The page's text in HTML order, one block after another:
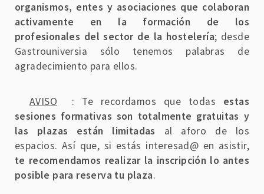
organismos, entes y asociaciones que colaboran
activamente en la formación de los
profesionales del sector de la hostelería; desde
Gastrouniversia sólo tenemos palabras de
agradecimiento para ellos.
AVISO : Te recordamos que todas estas
sesiones formativas son totalmente gratuitas y
las plazas están limitadas al aforo de los
espacios. Así que, si estás interesad@ en asistir,
te recomendamos realizar la inscripción lo antes
posible para reserva tu plaza.